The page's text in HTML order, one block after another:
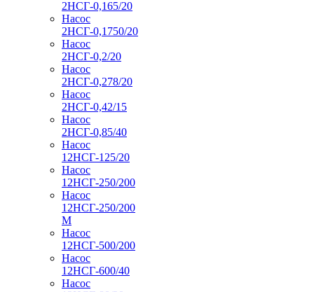
2НСГ-0,165/20
Насос
2НСГ-0,1750/20
Насос
2НСГ-0,2/20
Насос
2НСГ-0,278/20
Насос
2НСГ-0,42/15
Насос
2НСГ-0,85/40
Насос
12НСГ-125/20
Насос
12НСГ-250/200
Насос
12НСГ-250/200
М
Насос
12НСГ-500/200
Насос
12НСГ-600/40
Насос